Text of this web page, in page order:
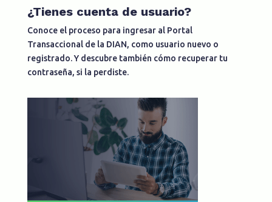
¿Tienes cuenta de usuario?
Conoce el proceso para ingresar al Portal
Transaccional de la DIAN, como usuario nuevo o
registrado. Y descubre también cómo recuperar tu
contraseña, si la perdiste.